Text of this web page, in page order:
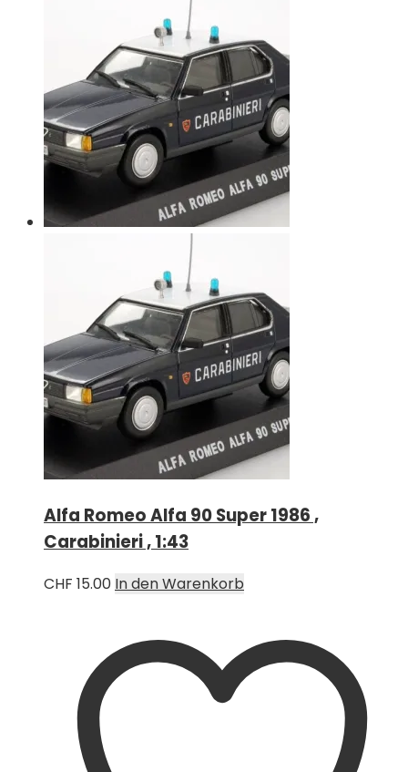
Alfa Romeo Alfa 90 Super 1986 ,
Carabinieri , 1:43
CHF 15.00 In den Warenkorb